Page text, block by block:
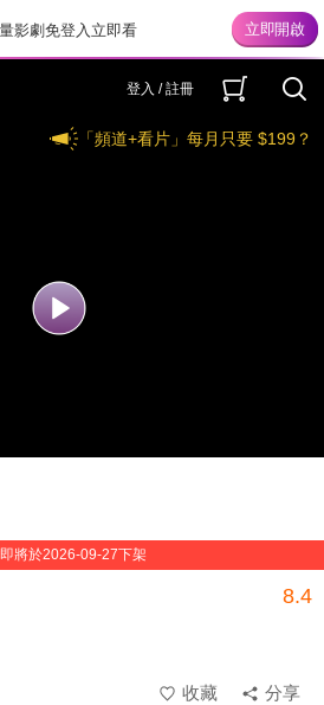
影劇免登入立即看
登入 / 註冊
「頻道+看片」每月只要 $199？
將於2026-09-27下架
8.4
收藏
分享